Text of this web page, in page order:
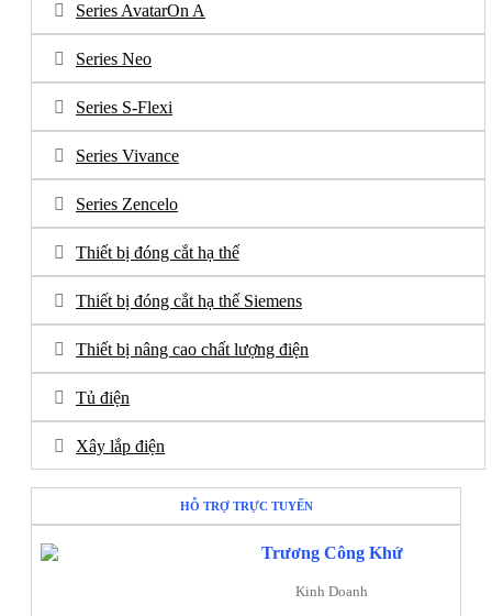
Series AvatarOn A
Series Neo
Series S-Flexi
Series Vivance
Series Zencelo
Thiết bị đóng cắt hạ thế
Thiết bị đóng cắt hạ thế Siemens
Thiết bị nâng cao chất lượng điện
Tủ điện
Xây lắp điện
HỖ TRỢ TRỰC TUYẾN
Trương Công Khứ
Kinh Doanh